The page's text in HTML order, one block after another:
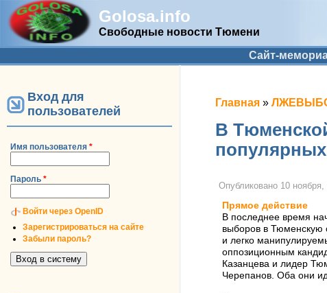
Golosa.info
Свободные новости Тюмени
Дополнительное меню Сайт-
Вход для
пользователей
Имя пользователя *
Пароль *
Войти через OpenID
Зарегистрироваться на сайте
Забыли пароль?
Вы здесь
Главная »
В
Опубликовано 10 ноября,
Прямое действие
В последнее время
выборов в Тюменскую
и легко
оппозиционным
Казанцева и лидер
Черепанов. Оба они